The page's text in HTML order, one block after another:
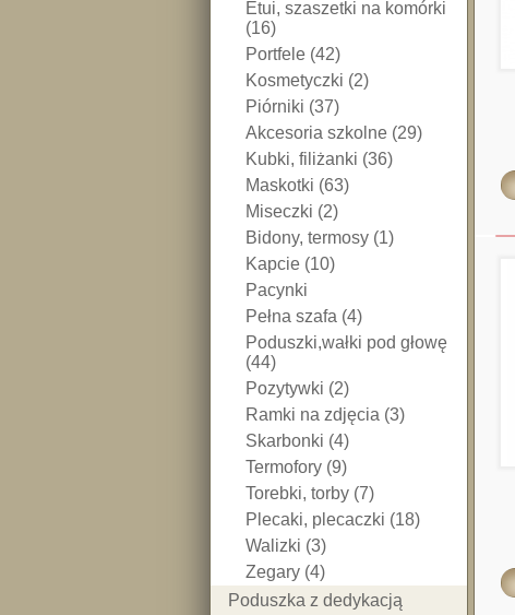
Etui, szaszetki na komórki
(16)
Portfele (42)
Kosmetyczki (2)
Piórniki (37)
Akcesoria szkolne (29)
Kubki, filiżanki (36)
Maskotki (63)
Miseczki (2)
Bidony, termosy (1)
Kapcie (10)
Pacynki
Pełna szafa (4)
Poduszki,wałki pod głowę
(44)
Pozytywki (2)
Ramki na zdjęcia (3)
Skarbonki (4)
Termofory (9)
Torebki, torby (7)
Plecaki, plecaczki (18)
Walizki (3)
Zegary (4)
Poduszka z dedykacją